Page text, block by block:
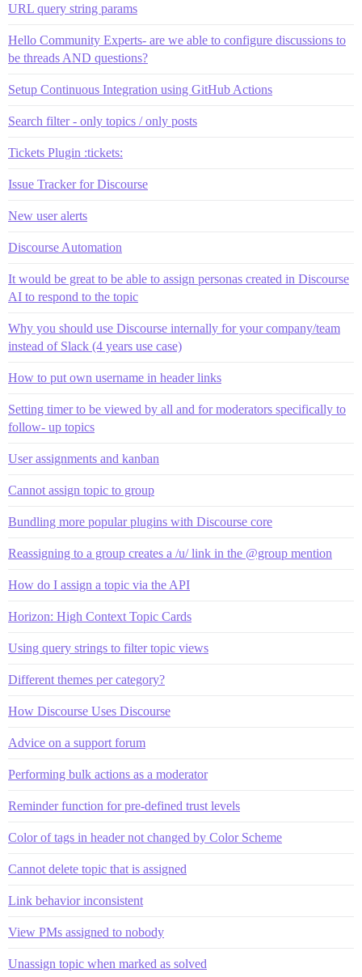
URL query string params
Hello Community Experts- are we able to configure discussions to
be threads AND questions?
Setup Continuous Integration using GitHub Actions
Search filter - only topics / only posts
Tickets Plugin :tickets:
Issue Tracker for Discourse
New user alerts
Discourse Automation
It would be great to be able to assign personas created in Discourse
AI to respond to the topic
Why you should use Discourse internally for your company/team
instead of Slack (4 years use case)
How to put own username in header links
Setting timer to be viewed by all and for moderators specifically to
follow- up topics
User assignments and kanban
Cannot assign topic to group
Bundling more popular plugins with Discourse core
Reassigning to a group creates a /u/ link in the @group mention
How do I assign a topic via the API
Horizon: High Context Topic Cards
Using query strings to filter topic views
Different themes per category?
How Discourse Uses Discourse
Advice on a support forum
Performing bulk actions as a moderator
Reminder function for pre-defined trust levels
Color of tags in header not changed by Color Scheme
Cannot delete topic that is assigned
Link behavior inconsistent
View PMs assigned to nobody
Unassign topic when marked as solved